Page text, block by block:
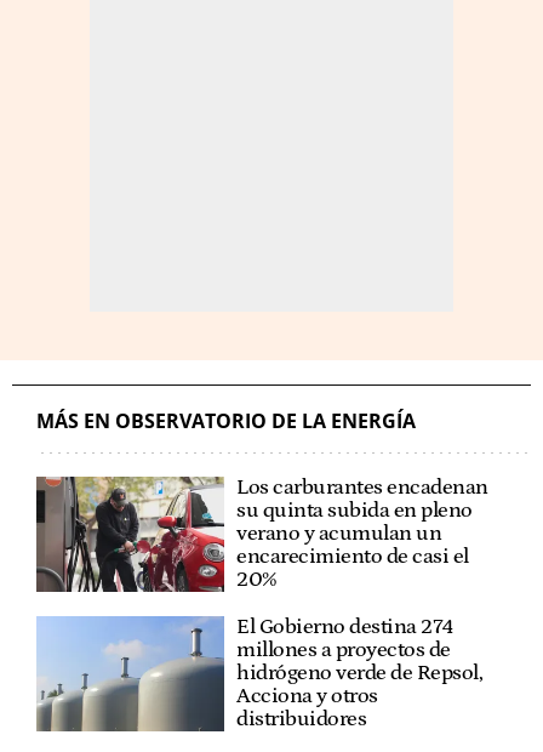
MÁS EN OBSERVATORIO DE LA ENERGÍA
Los carburantes encadenan
su quinta subida en pleno
verano y acumulan un
encarecimiento de casi el
20%
El Gobierno destina 274
millones a proyectos de
hidrógeno verde de Repsol,
Acciona y otros
distribuidores